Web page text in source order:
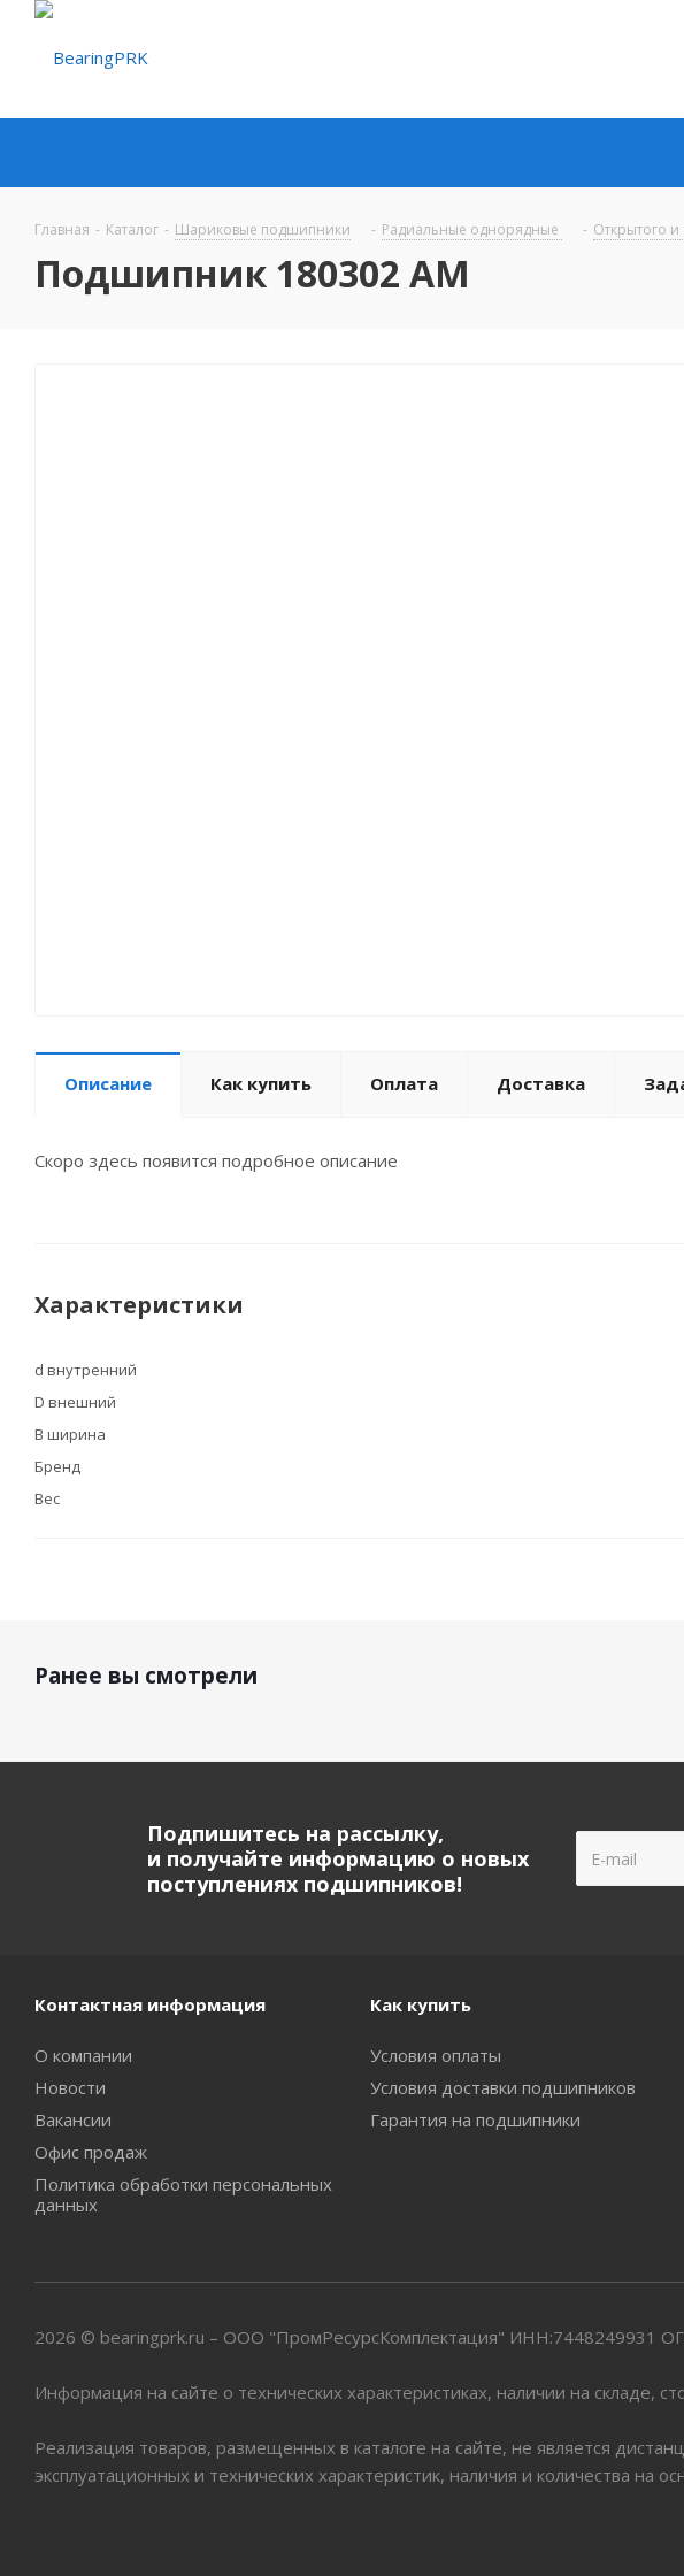
Главная - Каталог - Шариковые подшипники - Радиальные однорядные - Открытого и
Подшипник 180302 AM
Описание Как купить Оплата Доставка
Скоро здесь появится подробное описание
Характеристики
d внутренний
D внешний
B ширина
Бренд
Вес
Ранее вы смотрели
Подпишитесь на рассылку,
и получайте информацию о новых
поступлениях подшипников!
Контактная информация
О компании
Новости
Вакансии
Офис продаж
Политика обработки персональных
данных
Как купить
Условия оплаты
Условия доставки подшипников
Гарантия на подшипники
2026 © bearingprk.ru – ООО "ПромРесурсКомплектация" ИНН:7448249931
Информация на сайте о технических характеристиках, наличии на складе,
Реализация товаров, размещенных в каталоге на сайте, не является
эксплуатационных и технических характеристик, наличия и количества